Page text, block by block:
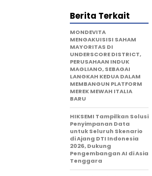
Berita Terkait
MONDEVITA
MENGAKUISISI SAHAM
MAYORITAS DI
UNDERSCORE DISTRICT,
PERUSAHAAN INDUK
MAGLIANO, SEBAGAI
LANGKAH KEDUA DALAM
MEMBANGUN PLATFORM
MEREK MEWAH ITALIA
BARU
HIKSEMI Tampilkan Solusi
Penyimpanan Data
untuk Seluruh Skenario
di Ajang DTI Indonesia
2026, Dukung
Pengembangan AI di Asia
Tenggara